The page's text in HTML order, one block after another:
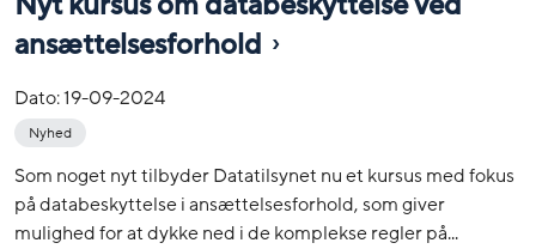
ansættelsesforhold
Dato:19-09-2024
Nyhed
Som noget nyt tilbyder Datatilsynet nu et kursus med fokus
på databeskyttelse i ansættelsesforhold, som giver
mulighed for at dykke ned i de komplekse regler på...